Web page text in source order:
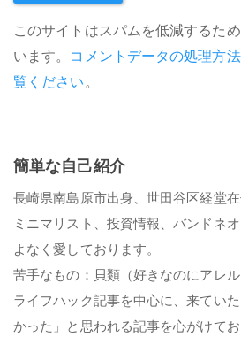
このサイトはスパムを低減するた
います。 コメントデータの処理方
覧ください。
簡単な自己紹介
長崎県南島原市出身、世田谷区経堂在
ミニマリスト、投資情報、バンドネ
よなく愛しております。
苦手なもの：貝類（好きなのにアレル
ライフハック記事を中心に、来てい
かった」と思われる記事を心がけて